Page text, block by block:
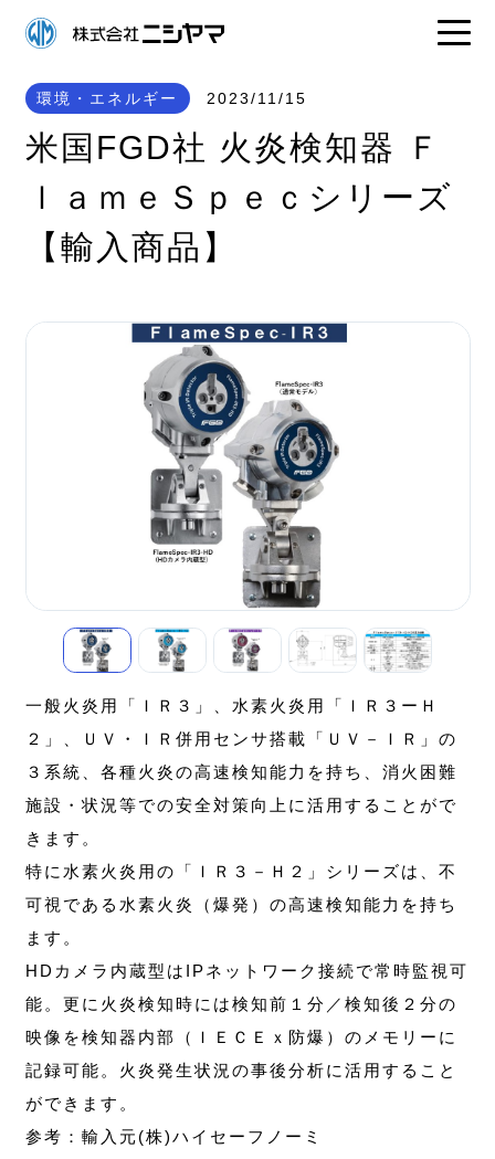
環境・エネルギー 2023/11/15
米国FGD社 火炎検知器 Ｆ
ｌａｍｅＳｐｅｃシリーズ
【輸入商品】
一般火炎用「ＩＲ３」、水素火炎用「ＩＲ３ーＨ
２」、ＵＶ・ＩＲ併用センサ搭載「ＵＶ－ＩＲ」の
３系統、各種火炎の高速検知能力を持ち、消火困難
施設・状況等での安全対策向上に活用することがで
きます。
特に水素火炎用の「ＩＲ３－Ｈ２」シリーズは、不
可視である水素火炎（爆発）の高速検知能力を持ち
ます。
HDカメラ内蔵型はIPネットワーク接続で常時監視可
能。更に火炎検知時には検知前１分／検知後２分の
映像を検知器内部（ＩＥＣＥｘ防爆）のメモリーに
記録可能。火炎発生状況の事後分析に活用すること
ができます。
参考：輸入元(株)ハイセーフノーミ